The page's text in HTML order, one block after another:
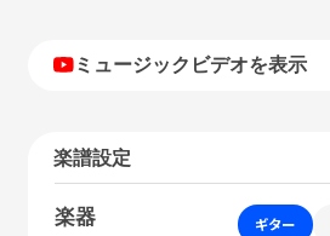
ミュージックビデオを表示
楽譜設定
楽器 ギター